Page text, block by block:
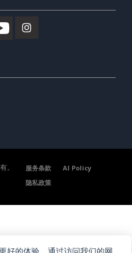
。 服务条款
AI Policy
隐私政策